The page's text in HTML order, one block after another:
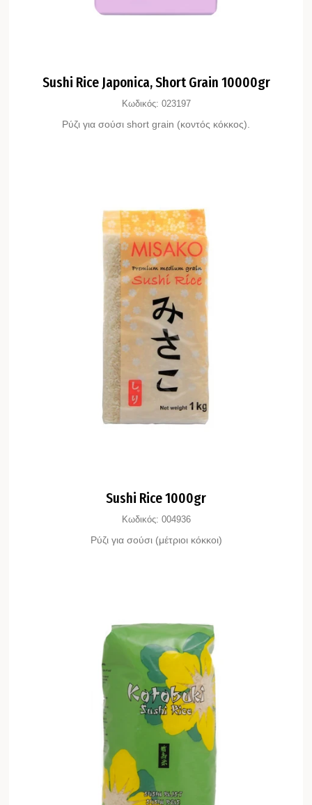
Sushi Rice Japonica, Short Grain 10000gr
Κωδικός: 023197
Ρύζι για σούσι short grain (κοντός κόκκος).
Sushi Rice 1000gr
Κωδικός: 004936
Ρύζι για σούσι (μέτριοι κόκκοι)